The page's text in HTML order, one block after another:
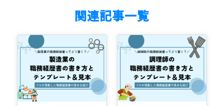
関連記事一覧